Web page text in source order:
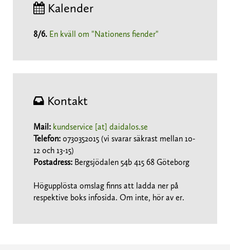
Kalender
8/6. En kväll om "Nationens fiender"
Kontakt
Mail: kundservice [at] daidalos.se
Telefon: 0730352015 (vi svarar säkrast mellan 10-
12 och 13-15)
Postadress: Bergsjödalen 54b 415 68 Göteborg
Högupplösta omslag finns att ladda ner på
respektive boks infosida. Om inte, hör av er.